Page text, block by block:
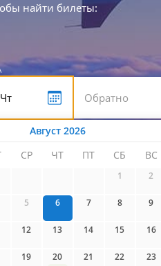
найти билеты:
Август 2026
СР ЧТ ПТ СБ ВС
1 2
5 6 7 8 9
12 13 14 15 16
19 20 21 22 23